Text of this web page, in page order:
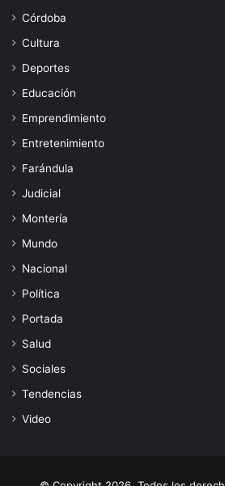
Córdoba
Cultura
Deportes
Educación
Emprendimiento
Entretenimiento
Farándula
Judicial
Montería
Mundo
Nacional
Política
Portada
Salud
Sociales
Tendencias
Video